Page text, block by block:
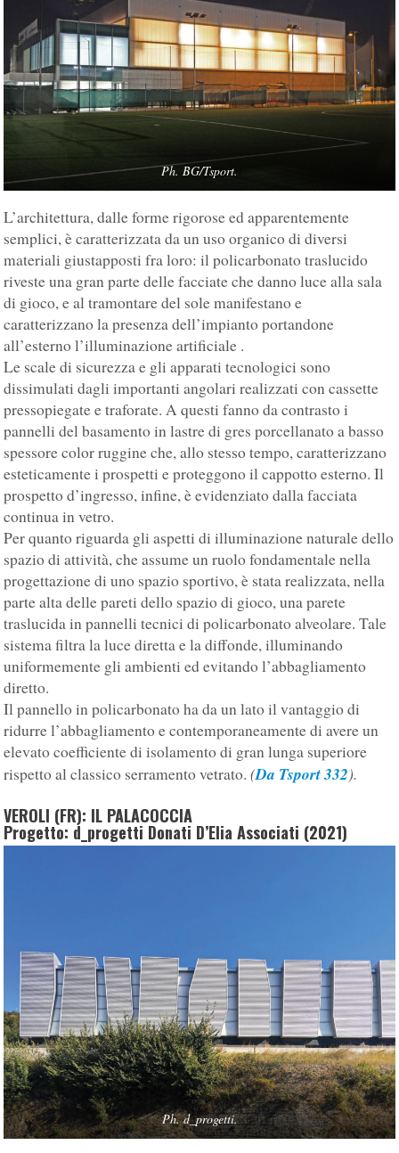
Ph. BG/Tsport.
L’architettura, dalle forme rigorose ed apparentemente
semplici, è caratterizzata da un uso organico di diversi
materiali giustapposti fra loro: il policarbonato traslucido
riveste una gran parte delle facciate che danno luce alla sala
di gioco, e al tramontare del sole manifestano e
caratterizzano la presenza dell’impianto portandone
all’esterno l’illuminazione artificiale .
Le scale di sicurezza e gli apparati tecnologici sono
dissimulati dagli importanti angolari realizzati con cassette
pressopiegate e traforate. A questi fanno da contrasto i
pannelli del basamento in lastre di gres porcellanato a basso
spessore color ruggine che, allo stesso tempo, caratterizzano
esteticamente i prospetti e proteggono il cappotto esterno. Il
prospetto d’ingresso, infine, è evidenziato dalla facciata
continua in vetro.
Per quanto riguarda gli aspetti di illuminazione naturale dello
spazio di attività, che assume un ruolo fondamentale nella
progettazione di uno spazio sportivo, è stata realizzata, nella
parte alta delle pareti dello spazio di gioco, una parete
traslucida in pannelli tecnici di policarbonato alveolare. Tale
sistema filtra la luce diretta e la diffonde, illuminando
uniformemente gli ambienti ed evitando l’abbagliamento
diretto.
Il pannello in policarbonato ha da un lato il vantaggio di
ridurre l’abbagliamento e contemporaneamente di avere un
elevato coefficiente di isolamento di gran lunga superiore
rispetto al classico serramento vetrato.(Da Tsport 332).
VEROLI (FR): IL PALACOCCIA
Progetto: d_progetti Donati D’Elia Associati (2021)
Ph. d_progetti.